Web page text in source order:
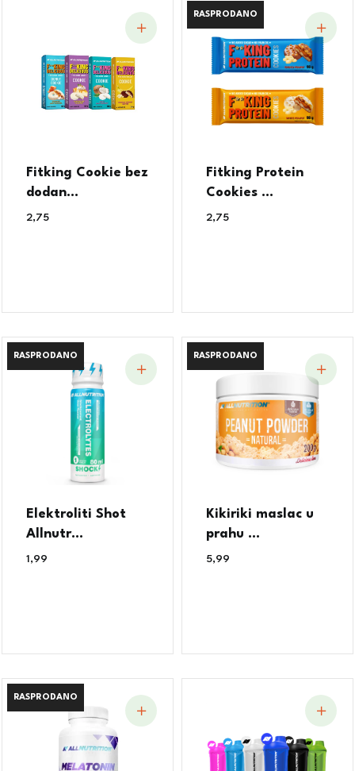
Fitking Cookie bez
dodan...
2,75
RASPRODANO
RASPRODANO
Fitking Protein
Cookies ...
2,75
RASPRODANO
RASPRODANO
Elektroliti Shot
Allnutr...
1,99
RASPRODANO
RASPRODANO
Kikiriki maslac u
prahu ...
5,99
RASPRODANO
RASPRODANO